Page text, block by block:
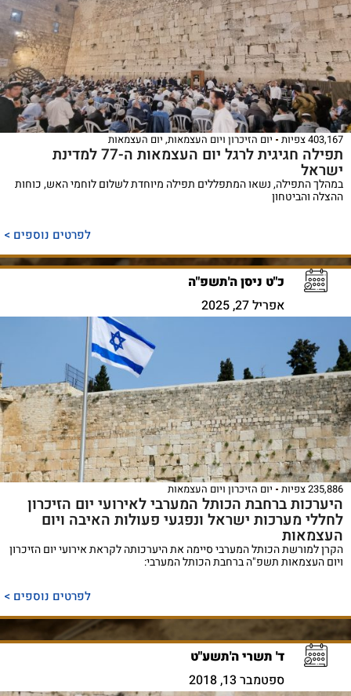
403,167 צפיות יום הזיכרון ויום העצמאות, יום העצמאות
תפילה חגיגית לרגל יום העצמאות ה-77 למדינת
ישראל
במהלך התפילה, נשאו המתפללים תפילה מיוחדת לשלום לוחמי האש, כוחות
ההצלה והביטחון
לפרטים נוספים >
כ"ט ניסן ה'תשפ"ה
אפריל 27, 2025
235,886 צפיות יום הזיכרון ויום העצמאות
היערכות ברחבת הכותל המערבי לאירועי יום הזיכרון
לחללי מערכות ישראל ונפגעי פעולות האיבה ויום
העצמאות
הקרן למורשת הכותל המערבי סיימה את היערכותה לקראת אירועי יום הזיכרון
ויום העצמאות תשפ"ה ברחבת הכותל המערבי:
לפרטים נוספים >
ד' תשרי ה'תשע"ט
ספטמבר 13, 2018